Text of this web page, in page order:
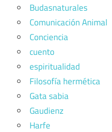
Budasnaturales
Comunicación Animal
Conciencia
cuento
espiritualidad
Filosofía hermética
Gata sabia
Gaudienz
Harfe